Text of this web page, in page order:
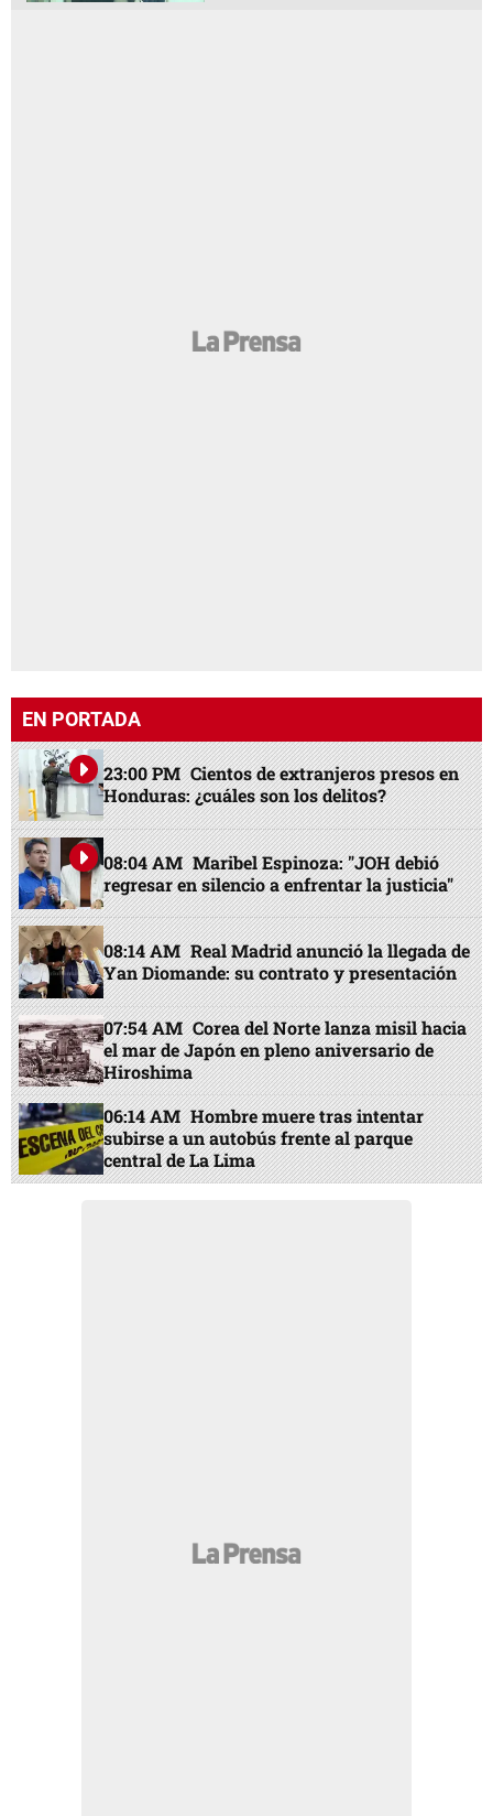
EN PORTADA
23:00 PM Cientos de extranjeros presos en
Honduras: ¿cuáles son los delitos?
08:04 AM Maribel Espinoza: "JOH debió
regresar en silencio a enfrentar la justicia"
08:14 AM Real Madrid anunció la llegada de
Yan Diomande: su contrato y presentación
07:54 AM Corea del Norte lanza misil hacia
el mar de Japón en pleno aniversario de
Hiroshima
06:14 AM Hombre muere tras intentar
subirse a un autobús frente al parque
central de La Lima